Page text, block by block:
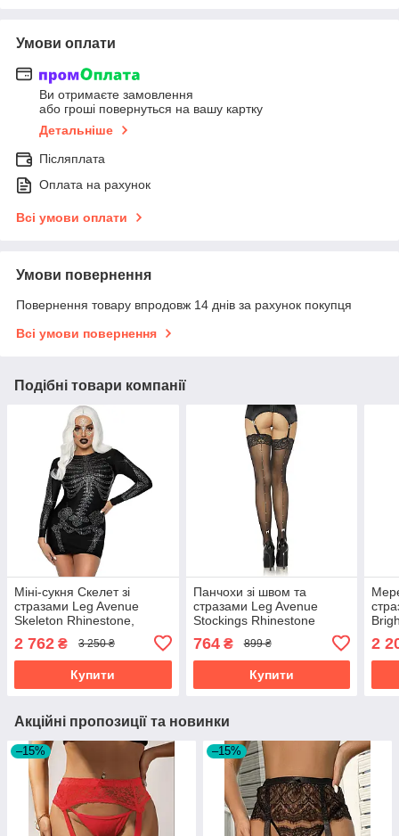
Умови оплати
Ви отримаєте замовлення
або гроші повернуться на вашу картку
Детальніше
Післяплата
Оплата на рахунок
Всі умови оплати
Умови повернення
Повернення товару впродовж 14 днів за рахунок покупця
Всі умови повернення
Подібні товари компанії
Міні-сукня Скелет зі
стразами Leg Avenue
Skeleton Rhinestone,
2 762 ₴ 3 250 ₴
Купити
Панчохи зі швом та
стразами Leg Avenue
Stockings Rhinestone
резинка, one size
764₴ 899 ₴
Купити
2
Акційні пропозиції та новинки
–15% –15%